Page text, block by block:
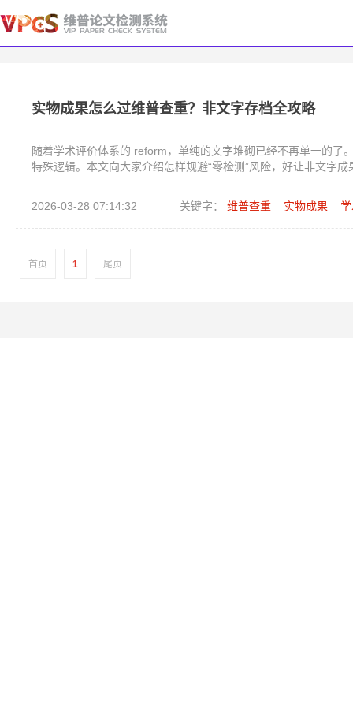
实物成果怎么过维普查重？非文字存档全攻略
随着学术评价体系的 reform，单纯的文字堆砌已经不再单一的了
特殊逻辑。本文向大家介绍怎样规避“零检测”风险，好让非文字
2026-03-28 07:14:32 关键字： 维普查重 实物成果
首页 1 尾页